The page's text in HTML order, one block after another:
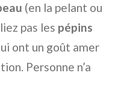
(en la pelant ou
pas les pépins
ont un goût amer
Personne n’a